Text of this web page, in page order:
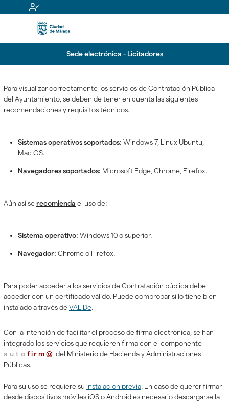
Sede electrónica - Licitadores
Para visualizar correctamente los servicios de Contratación Pública
del Ayuntamiento, se deben de tener en cuenta las siguientes
recomendaciones y requisitos técnicos.
Sistemas operativos soportados: Windows 7, Linux Ubuntu,
Mac OS.
Navegadores soportados: Microsoft Edge, Chrome, Firefox.
Aún así se recomienda el uso de:
Sistema operativo: Windows 10 o superior.
Navegador: Chrome o Firefox.
Para poder acceder a los servicios de Contratación pública debe
acceder con un certificado válido. Puede comprobar si lo tiene bien
instalado a través deVALIDe.
Con la intención de facilitar el proceso de firma electrónica, se han
integrado los servicios que requieren firma con el componente
auto firm@ del Ministerio de Hacienda y Administraciones
Públicas.
Para su uso se requiere su instalación previa. En caso de querer firmar
desde dispositivos móviles iOS o Android es necesario descargarse la